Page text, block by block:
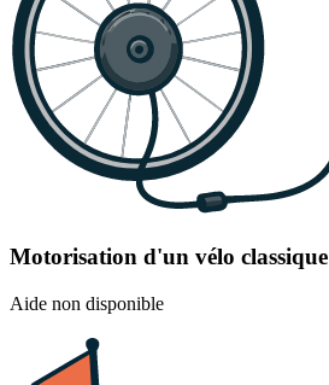
Motorisation d'un vélo classique
Aide non disponible